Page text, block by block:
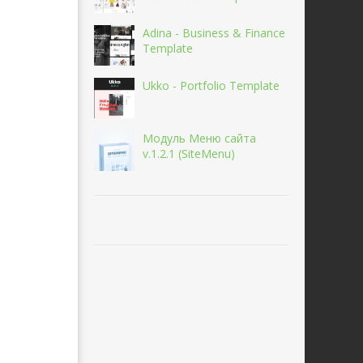
Adina - Business & Finance
Template
Ukko - Portfolio Template
Модуль Меню сайта
v.1.2.1 (SiteMenu)